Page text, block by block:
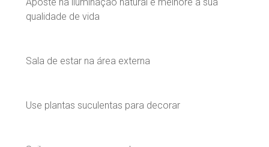
qualidade de vida
Sala de estar na área externa
Use plantas suculentas para decorar